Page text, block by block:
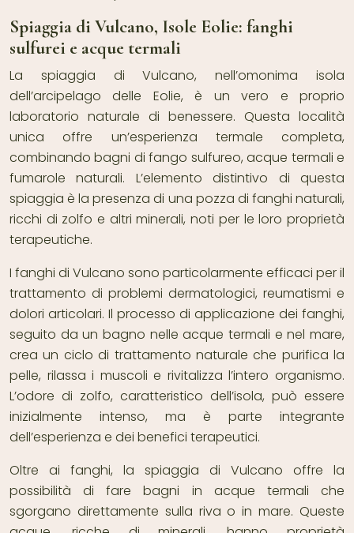
Spiaggia di Vulcano, Isole Eolie: fanghi
sulfurei e acque termali
La spiaggia di Vulcano, nell’omonima isola
dell’arcipelago delle Eolie, è un vero e proprio
laboratorio naturale di benessere. Questa località
unica offre un’esperienza termale completa,
combinando bagni di fango sulfureo, acque termali e
fumarole naturali. L’elemento distintivo di questa
spiaggia è la presenza di una pozza di fanghi naturali,
ricchi di zolfo e altri minerali, noti per le loro proprietà
terapeutiche.
I fanghi di Vulcano sono particolarmente efficaci per il
trattamento di problemi dermatologici, reumatismi e
dolori articolari. Il processo di applicazione dei fanghi,
seguito da un bagno nelle acque termali e nel mare,
crea un ciclo di trattamento naturale che purifica la
pelle, rilassa i muscoli e rivitalizza l’intero organismo.
L’odore di zolfo, caratteristico dell’isola, può essere
inizialmente intenso, ma è parte integrante
dell’esperienza e dei benefici terapeutici.
Oltre ai fanghi, la spiaggia di Vulcano offre la
possibilità di fare bagni in acque termali che
sgorgano direttamente sulla riva o in mare. Queste